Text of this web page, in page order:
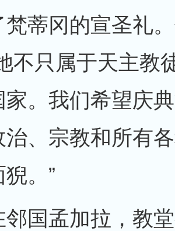
梵蒂冈的宣圣礼
不只属于天主教
家。我们希望庆
治、宗教和所有
。”
孟加拉，教堂